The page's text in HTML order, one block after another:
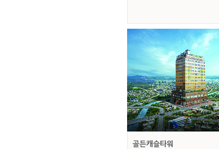
골든캐슬타워